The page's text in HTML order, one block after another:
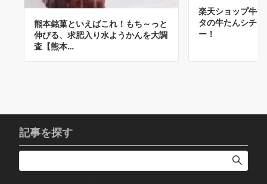
熊本銘菓といえばこれ！もち～っと
伸びる、求肥入り水ようかんを大調
査【熊本…
楽天ショップ牛
タの牛たんシチ
ー！
記事を探す